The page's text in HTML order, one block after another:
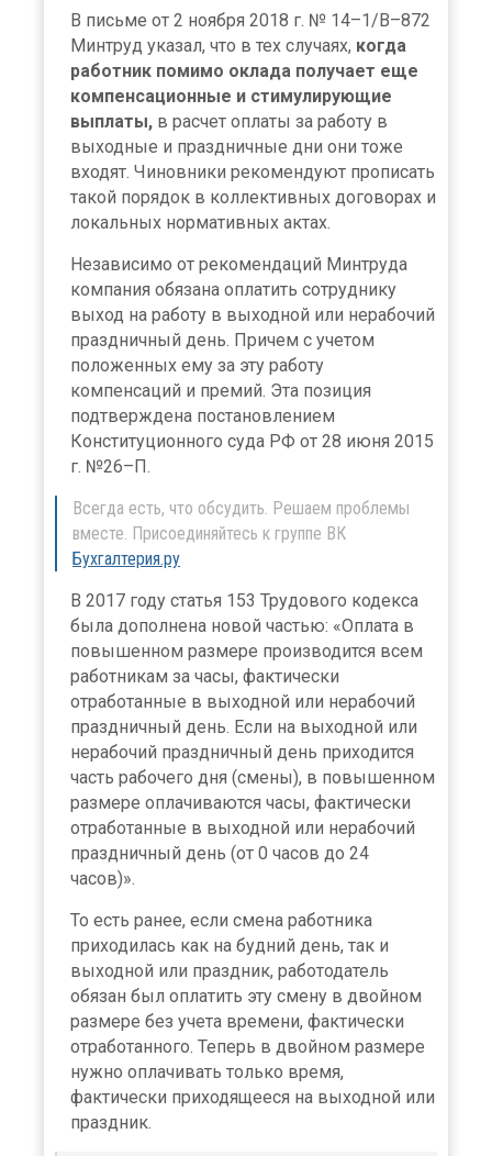
В письме от 2 ноября 2018 г. № 14–1/В–872
Минтруд указал, что в тех случаях, когда
работник помимо оклада получает еще
компенсационные и стимулирующие
выплаты, в расчет оплаты за работу в
выходные и праздничные дни они тоже
входят. Чиновники рекомендуют прописать
такой порядок в коллективных договорах и
локальных нормативных актах.
Независимо от рекомендаций Минтруда
компания обязана оплатить сотруднику
выход на работу в выходной или нерабочий
праздничный день. Причем с учетом
положенных ему за эту работу
компенсаций и премий. Эта позиция
подтверждена постановлением
Конституционного суда РФ от 28 июня 2015
г. №26–П.
Всегда есть, что обсудить. Решаем проблемы
вместе. Присоединяйтесь к группе ВК
Бухгалтерия.ру
В 2017 году статья 153 Трудового кодекса
была дополнена новой частью: «Оплата в
повышенном размере производится всем
работникам за часы, фактически
отработанные в выходной или нерабочий
праздничный день. Если на выходной или
нерабочий праздничный день приходится
часть рабочего дня (смены), в повышенном
размере оплачиваются часы, фактически
отработанные в выходной или нерабочий
праздничный день (от 0 часов до 24
часов)».
То есть ранее, если смена работника
приходилась как на будний день, так и
выходной или праздник, работодатель
обязан был оплатить эту смену в двойном
размере без учета времени, фактически
отработанного. Теперь в двойном размере
нужно оплачивать только время,
фактически приходящееся на выходной или
праздник.